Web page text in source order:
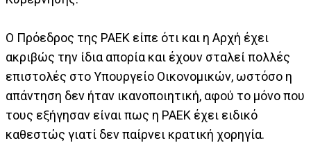
Ο Πρόεδρος της ΡΑΕΚ είπε ότι και η Αρχή έχει
ακριβώς την ίδια απορία και έχουν σταλεί πολλές
επιστολές στο Υπουργείο Οικονομικών, ωστόσο η
απάντηση δεν ήταν ικανοποιητική, αφού το μόνο που
τους εξήγησαν είναι πως η ΡΑΕΚ έχει ειδικό
καθεστώς γιατί δεν παίρνει κρατική χορηγία.